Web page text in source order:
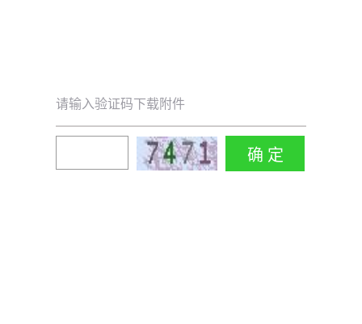
请输入验证码下载附件